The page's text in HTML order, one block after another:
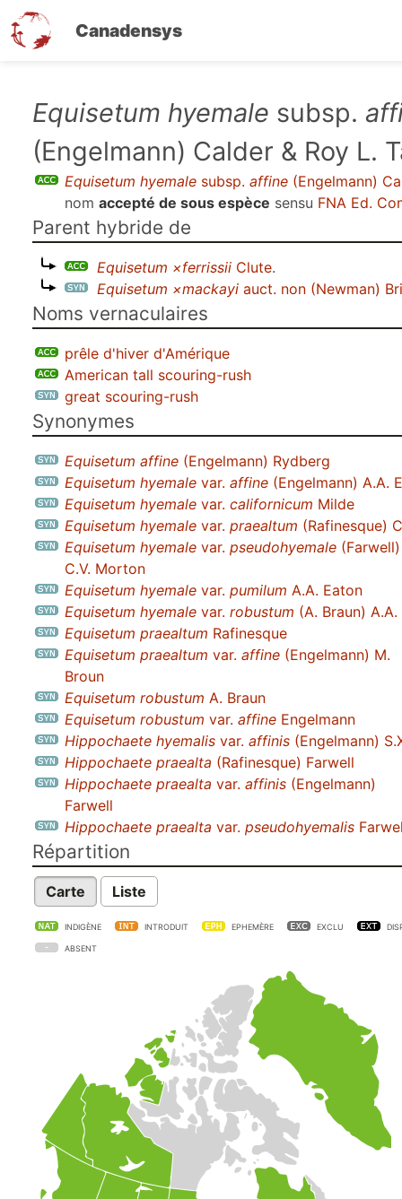
Canadensys
contenu
principal
Equisetum hyemale subsp.
(Engelmann) Calder & Roy L.
Equisetum hyemale subsp. affine (Engelmann)
nom accepté de sous espèce sensu FNA Ed.
Parent hybride de
Equisetum ×ferrissii Clute.
Equisetum ×mackayi auct. non (Newman)
Noms vernaculaires
prêle d'hiver d'Amérique
American tall scouring-rush
great scouring-rush
Synonymes
Equisetum affine (Engelmann) Rydberg
Equisetum hyemale var. affine (Engelmann) A.A.
Equisetum hyemale var. californicum Milde
Equisetum hyemale var. praealtum (Rafinesque)
Equisetum hyemale var. pseudohyemale (Farwell)
C.V. Morton
Equisetum hyemale var. pumilum A.A. Eaton
Equisetum hyemale var. robustum (A. Braun)
Equisetum praealtum Rafinesque
Equisetum praealtum var. affine (Engelmann) M.
Broun
Equisetum robustum A. Braun
Equisetum robustum var. affine Engelmann
Hippochaete hyemalis var. affinis (Engelmann)
Hippochaete praealta (Rafinesque) Farwell
Hippochaete praealta var. affinis (Engelmann)
Farwell
Hippochaete praealta var. pseudohyemalis
Répartition
Carte Liste
INDIGÈNE INTRODUIT EPHEMÈRE EXCLU
ABSENT